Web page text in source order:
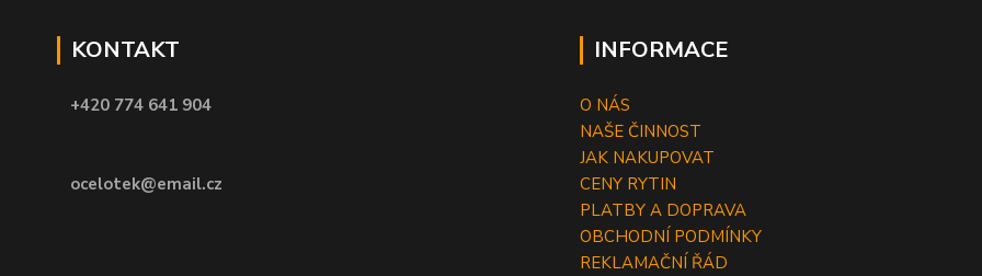
KONTAKT
+420 774 641 904
ocelotek@email.cz
INFORMACE
O NÁS
NAŠE ČINNOST
JAK NAKUPOVAT
CENY RYTIN
PLATBY A DOPRAVA
OBCHODNÍ PODMÍNKY
REKLAMAČNÍ ŘÁD